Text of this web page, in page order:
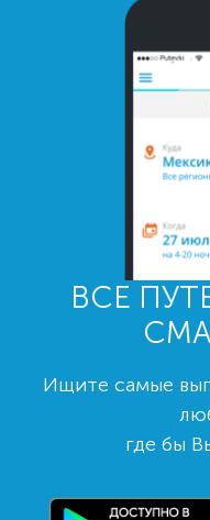
ВСЕ
Ищите самые
где бы